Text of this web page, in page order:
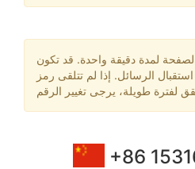
لمدة دقيقة واحدة. قد تكون
الرسائل. إذا لم تتلقى رمز
+86